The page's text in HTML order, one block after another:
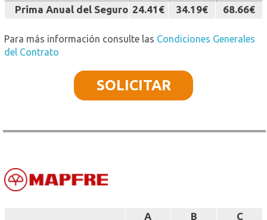
Prima Anual del Seguro 24.41€ 34.19€ 68.66€
Para más información consulte las Condiciones Generales
del Contrato
SOLICITAR
A B
C